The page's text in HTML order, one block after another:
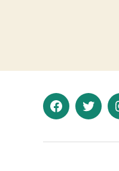
FacebookTwitter